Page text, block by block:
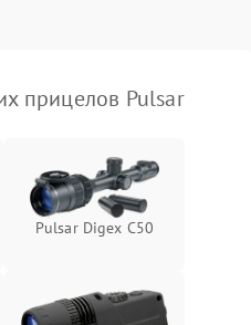
прицелов Pulsar
Pulsar Digex C50